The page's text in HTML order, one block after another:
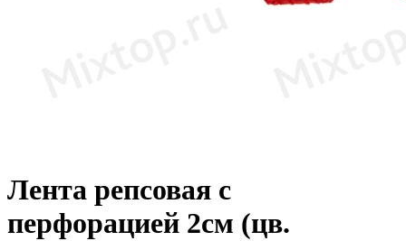
Лента репсовая с
перфорацией 2см (цв.